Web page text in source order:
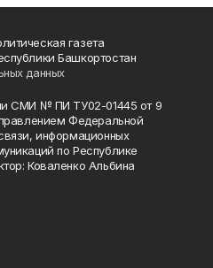
газета
Башкортостан
данных
СМИ № ПИ ТУ02-01445 от 9
Федеральной
информационных
по Республике
Коваленко Альбина